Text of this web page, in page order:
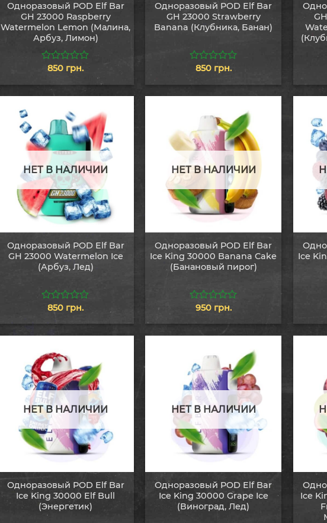
Одноразовый POD Elf Bar
GH 23000 Raspberry
Watermelon Lemon (Малина,
Арбуз, Лимон)
5
850 грн.
Одноразовый POD Elf Bar
GH 23000 Strawberry
Banana (Клубника, Банан)
5
850 грн.
НЕТ В НАЛИЧИИ
Одноразовый POD Elf Bar
GH 23000 Watermelon Ice
(Арбуз, Лед)
850 грн.
НЕТ В НАЛИЧИИ
Одноразовый POD Elf Bar
Ice King 30000 Banana Cake
(Банановый пирог)
950 грн.
Ice
НЕТ В НАЛИЧИИ
Одноразовый POD Elf Bar
Ice King 30000 Elf Bull
(Энергетик)
НЕТ В НАЛИЧИИ
Одноразовый POD Elf Bar
Ice King 30000 Grape Ice
(Виноград, Лед)
Ice